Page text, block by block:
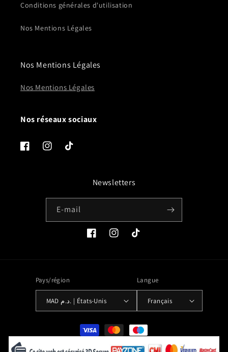
Conditions générales d'utilisation
Nos Mentions Légales
Nos Mentions Légales
Nos Mentions Légales
Nos réseaux sociaux
FacebookInstagramTikTok
Newsletters
E-mail
FacebookInstagramTikTok
Pays/région
MAD د.م. | États-Unis
Langue
Français
Moyens
de